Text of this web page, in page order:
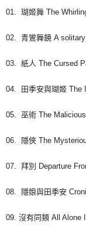
01. 瑚姬舞 The
02. 青鸞舞鏡 A
03. 紙人 The Cursed
04. 田季安與瑚姬 The
05. 巫術 The
06. 隱俠 The
07. 拜別 Departure
08. 隱娘與田季安
09. 沒有同類 All Alone